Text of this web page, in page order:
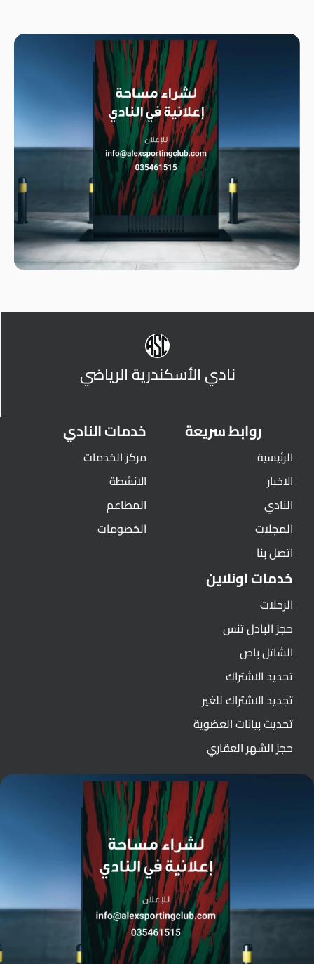
نادي الأسكندرية الرياضي
روابط سريعة
الرئيسية
الاخبار
النادي
المجلات
اتصل بنا
خدمات النادي
مركز الخدمات
الانشطة
المطاعم
الخصومات
خدمات اونلاين
الرحلات
حجز البادل تنس
الشاتل باص
تجديد الاشتراك
تجديد الاشتراك للغير
تحديث بيانات العضوية
حجز الشهر العقاري